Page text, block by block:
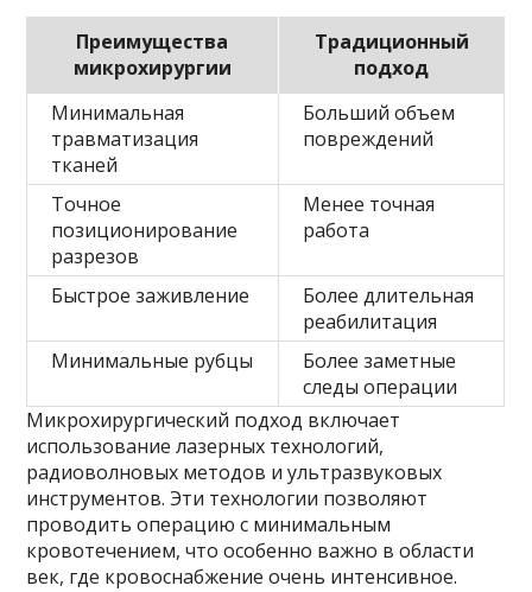
Преимущества
микрохирургии
Традиционный
подход
Минимальная
травматизация
тканей
Больший объем
повреждений
Точное
позиционирование
разрезов
Менее точная
работа
Быстрое заживление
Более длительная
реабилитация
Минимальные рубцы
Более заметные
следы операции
Микрохирургический подход включает
использование лазерных технологий,
радиоволновых методов и ультразвуковых
инструментов. Эти технологии позволяют
проводить операцию с минимальным
кровотечением, что особенно важно в области
век, где кровоснабжение очень интенсивное.